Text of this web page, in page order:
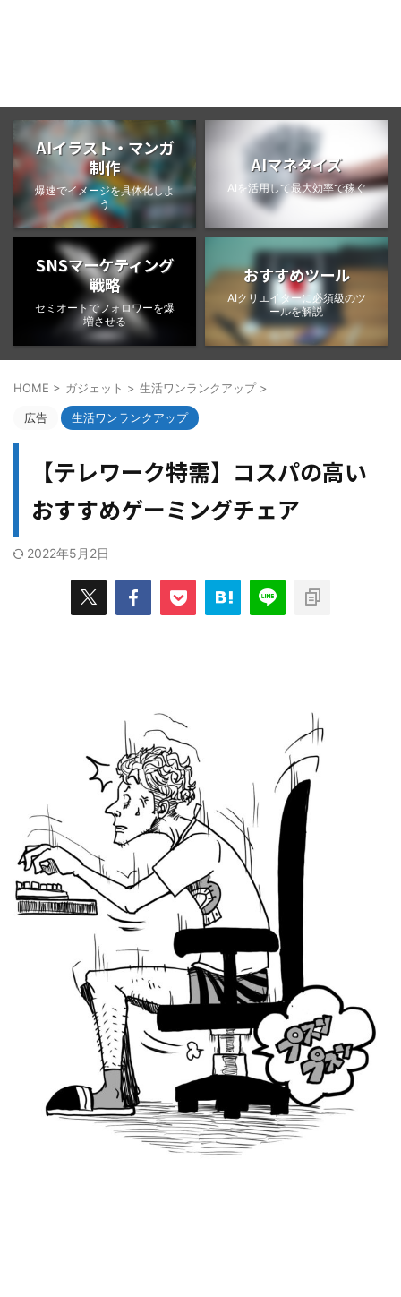
AIイラスト・マンガ
制作
爆速でイメージを具体化しよ
う
AIマネタイズ
AIを活用して最大効率で稼ぐ
SNSマーケティング
戦略
セミオートでフォロワーを爆
増させる
おすすめツール
AIクリエイターに必須級のツ
ールを解説
HOME > ガジェット > 生活ワンランクアップ >
広告 生活ワンランクアップ
【テレワーク特需】コスパの高い
おすすめゲーミングチェア
2022年5月2日